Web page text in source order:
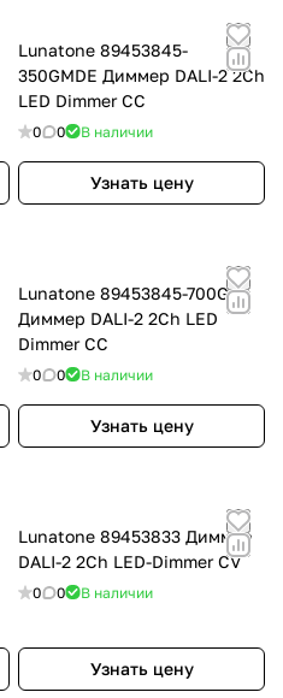
Lunatone 89453845-
350GMDE Диммер DALI-2 2Ch
LED Dimmer CC
0 0 В наличии
Узнать цену
Lunatone 89453845-700GM
Диммер DALI-2 2Ch LED
Dimmer CC
0 0 В наличии
Узнать цену
Lunatone 89453833 Диммер
DALI-2 2Ch LED-Dimmer CV
0 0 В наличии
Узнать цену